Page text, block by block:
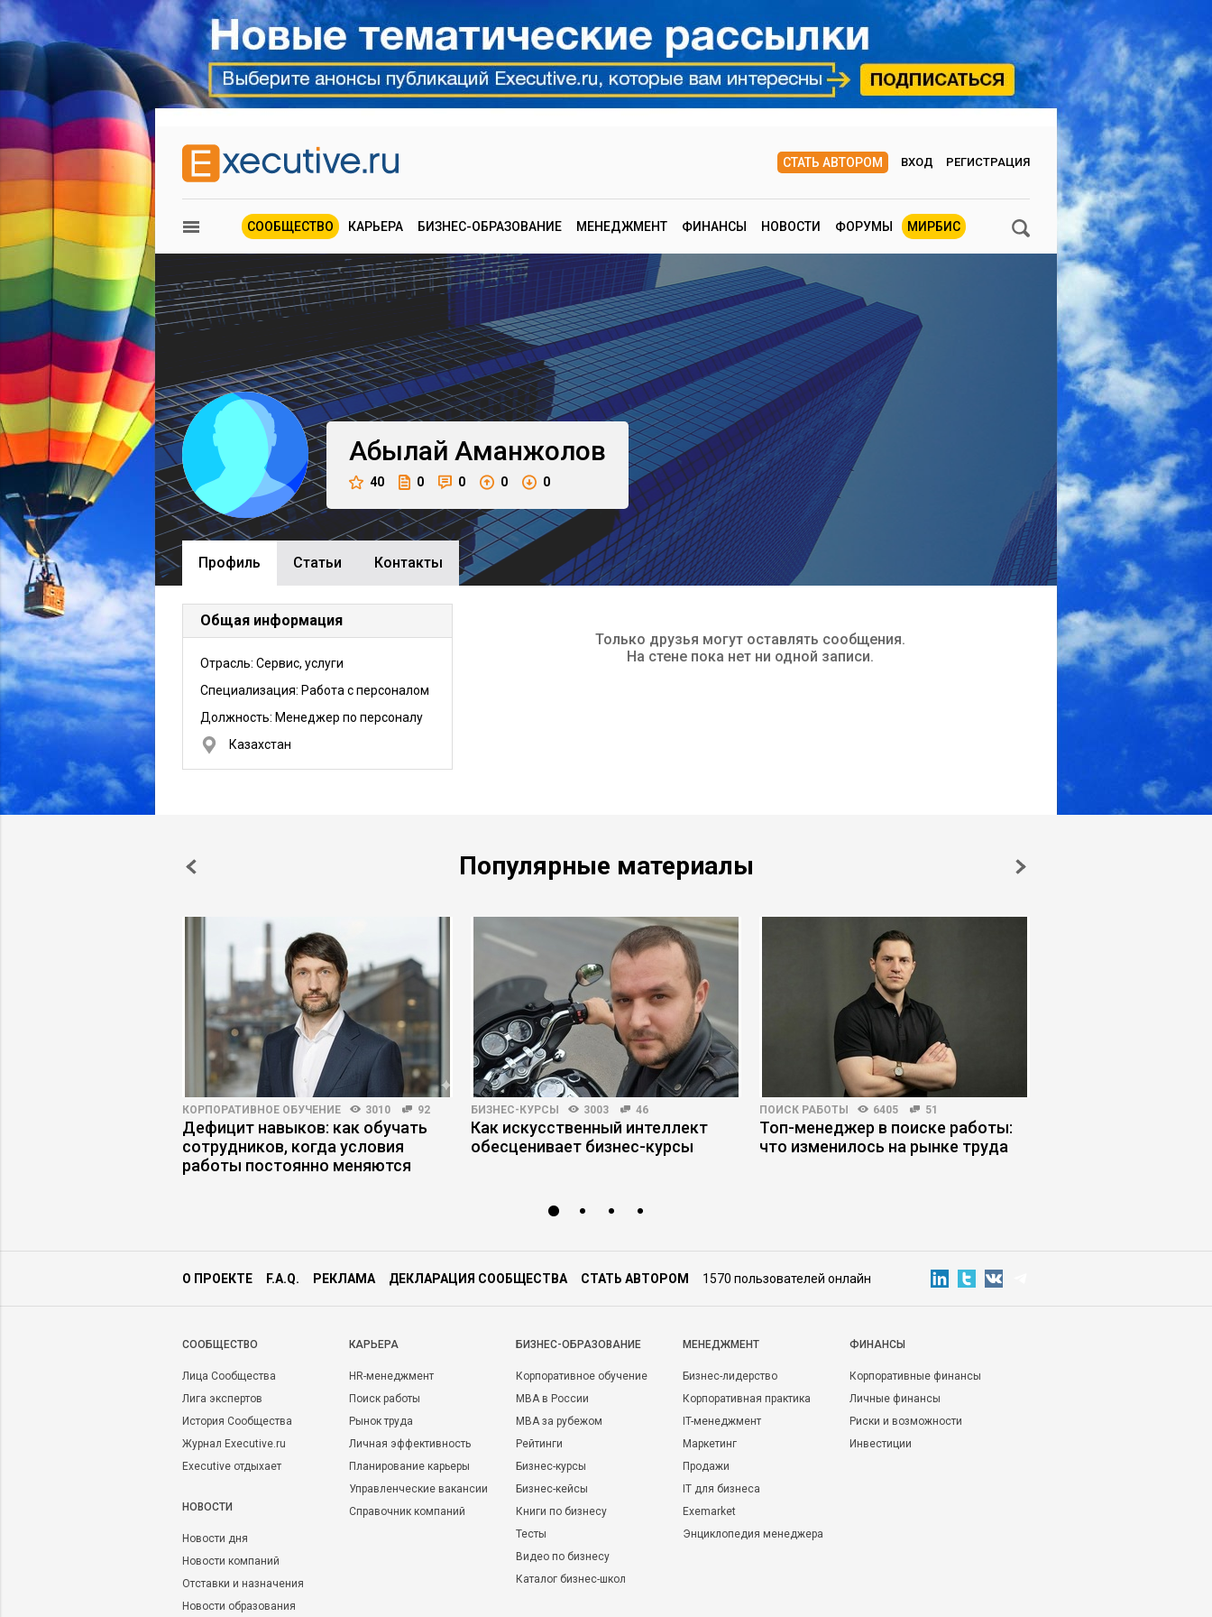
СТАТЬ АВТОРОМ ВХОД РЕГИСТРАЦИЯ
СООБЩЕСТВО КАРЬЕРА БИЗНЕС-ОБРАЗОВАНИЕ МЕНЕДЖМЕНТ ФИНАНСЫ НОВОСТИ ФОРУМЫ МИРБИС
Абылай Аманжолов
40 0 0 0 0
Профиль Cтатьи Контакты
Общая информация
Отрасль: Сервис, услуги
Специализация: Работа с персоналом
Должность: Менеджер по персоналу
Казахстан
Только друзья могут оставлять сообщения.
На стене пока нет ни одной записи.
Популярные материалы
КОРПОРАТИВНОЕ ОБУЧЕНИЕ 3010 92
Дефицит навыков: как обучать
сотрудников, когда условия
работы постоянно меняются
БИЗНЕС-КУРСЫ 3003 46
Как искусственный интеллект
обесценивает бизнес-курсы
ПОИСК РАБОТЫ 6405 51
Топ-менеджер в поиске работы:
что изменилось на рынке труда
О ПРОЕКТЕ F.A.Q. РЕКЛАМА ДЕКЛАРАЦИЯ СООБЩЕСТВА СТАТЬ АВТОРОМ 1570 пользователей онлайн
CООБЩЕСТВО
Лица Сообщества
Лига экспертов
История Сообщества
Журнал Executive.ru
Executive отдыхает
НОВОСТИ
Новости дня
Новости компаний
Отставки и назначения
Новости образования
КАРЬЕРА
HR-менеджмент
Поиск работы
Рынок труда
Личная эффективность
Планирование карьеры
Управленческие вакансии
Справочник компаний
БИЗНЕС-ОБРАЗОВАНИЕ
Корпоративное обучение
MBA в России
MBA за рубежом
Рейтинги
Бизнес-курсы
Бизнес-кейсы
Книги по бизнесу
Тесты
Видео по бизнесу
Каталог бизнес-школ
МЕНЕДЖМЕНТ
Бизнес-лидерство
Корпоративная практика
IT-менеджмент
Маркетинг
Продажи
IT для бизнеса
Exemarket
Энциклопедия менеджера
ФИНАНСЫ
Корпоративные финансы
Личные финансы
Риски и возможности
Инвестиции